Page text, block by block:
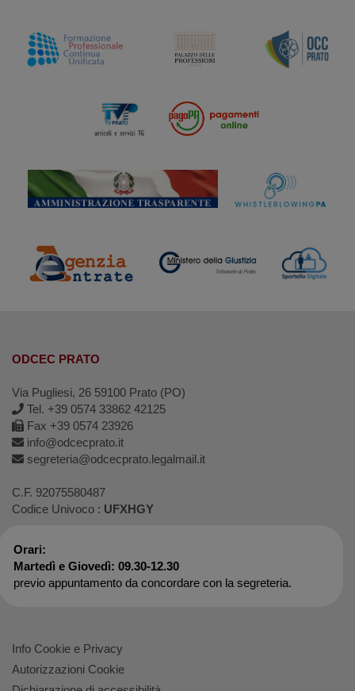
ODCEC PRATO
Via Pugliesi, 26 59100 Prato (PO)
Tel. +39 0574 33862 42125
Fax +39 0574 23926
info@odcecprato.it
segreteria@odcecprato.legalmail.it
C.F. 92075580487
Codice Univoco : UFXHGY
Orari:
Martedì e Giovedì: 09.30-12.30
previo appuntamento da concordare con la segreteria.
Info Cookie e Privacy
Autorizzazioni Cookie